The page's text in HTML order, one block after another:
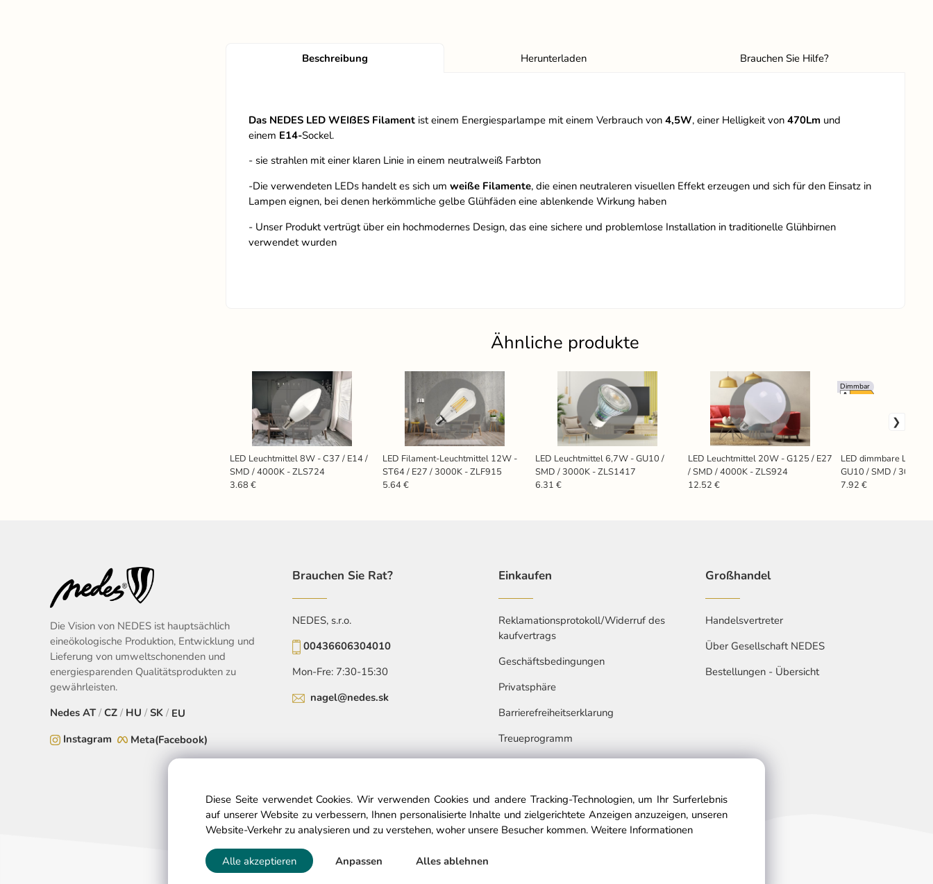
Beschreibung Herunterladen Brauchen Sie Hilfe?
Das NEDES LED WEIßES Filamentist einem Energiesparlampe mit einem Verbrauch von 4,5W, einer Helligkeit von470Lm und
einem E14-Sockel.
- sie strahlen mit einer klaren Linie in einem neutralweiß Farbton
-Die verwendeten LEDs handelt es sich um weiße Filamente, die einen neutraleren visuellen Effekt erzeugen und sich für den Einsatz in
Lampen eignen, bei denen herkömmliche gelbe Glühfäden eine ablenkende Wirkung haben
- Unser Produkt vertrügt über ein hochmodernes Design, das eine sichere und problemlose Installation in traditionelle Glühbirnen
verwendet wurden
Ähnliche produkte
LED Leuchtmittel 8W - C37 / E14 /
SMD / 4000K - ZLS724
3.68 €
LED Filament-Leuchtmittel 12W -
ST64 / E27 / 3000K - ZLF915
5.64 €
LED Leuchtmittel 6,7W - GU10 /
SMD / 3000K - ZLS1417
6.31 €
LED Leuchtmittel 20W - G125 / E27
/ SMD / 4000K - ZLS924
12.52 €
LED dimmbare
GU10 / SMD / 3000K
Dimmbar
7.92 €
Die Vision von NEDES ist hauptsächlich
eineökologische Produktion, Entwicklung und
Lieferung von umweltschonenden und
energiesparenden Qualitätsprodukten zu
gewährleisten.
Nedes AT / CZ / HU / SK / EU
Instagram
Meta(Facebook)
Brauchen Sie Rat?
NEDES, s.r.o.
00436606304010
Mon-Fre: 7:30-15:30
nagel@nedes.sk
Einkaufen
Reklamationsprotokoll/Widerruf des
kaufvertrags
Geschäftsbedingungen
Privatsphäre
Barrierefreiheitserklarung
Treueprogramm
Großhandel
Handelsvertreter
Über Gesellschaft NEDES
Bestellungen - Übersicht
Diese Seite verwendet Cookies. Wir verwenden Cookies und andere Tracking-Technologien, um Ihr Surferlebnis
auf unserer Website zu verbessern, Ihnen personalisierte Inhalte und zielgerichtete Anzeigen anzuzeigen, unseren
Website-Verkehr zu analysieren und zu verstehen, woher unsere Besucher kommen. Weitere Informationen
Alle akzeptieren Anpassen Alles ablehnen